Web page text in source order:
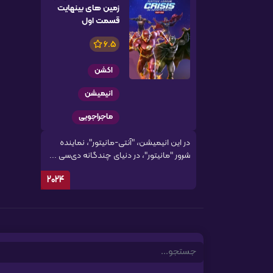
زمین های بینهایت
قسمت اول
6.5
اکشن
انیمیشن
ماجراجویی
در این انیمیشن، "آنتی-مانیتور"، نماینده
شرور "مانیتور"، در دنیای چندگانه دی‌سی ...
2024
Search